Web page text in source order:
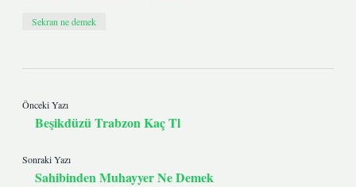
Sekran ne demek
Önceki Yazı
Beşikdüzü Trabzon Kaç Tl
Sonraki Yazı
Sahibinden Muhayyer Ne Demek